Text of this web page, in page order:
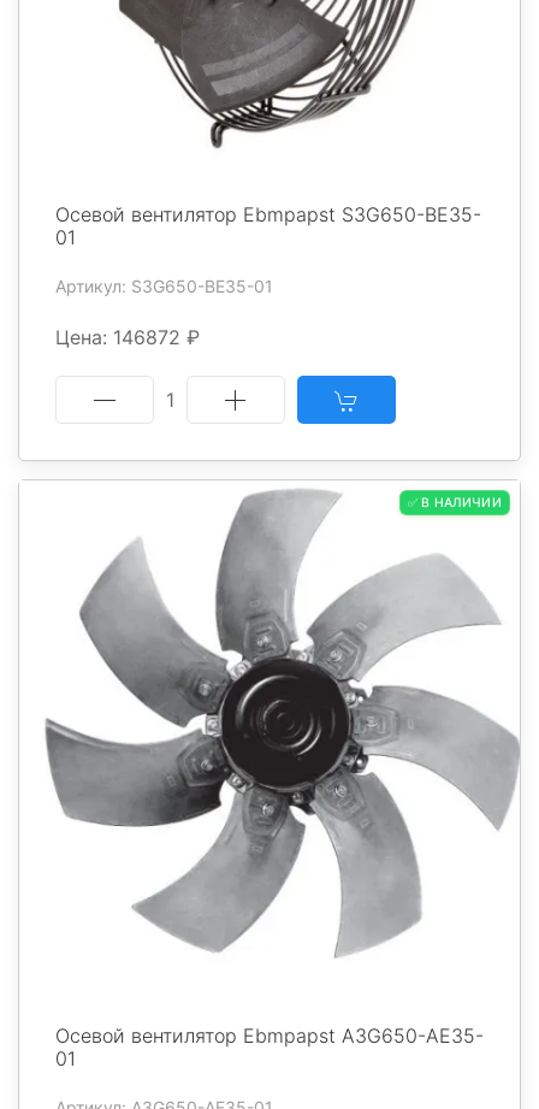
Осевой вентилятор Ebmpapst S3G650-BE35-
01
Артикул: S3G650-BE35-01
Цена: 146872 ₽
1
✅ В НАЛИЧИИ
Осевой вентилятор Ebmpapst A3G650-AE35-
01